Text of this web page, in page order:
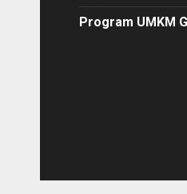
Program UMKM